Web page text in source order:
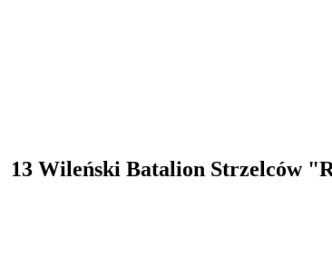
13 Wileński Batalion Strzelców